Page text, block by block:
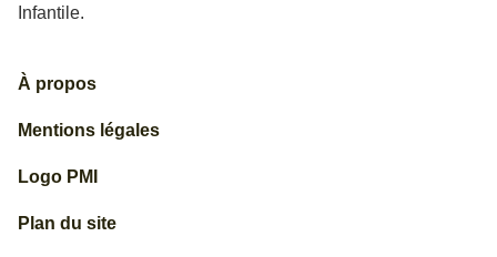
Infantile.
À propos
Mentions légales
Logo PMI
Plan du site